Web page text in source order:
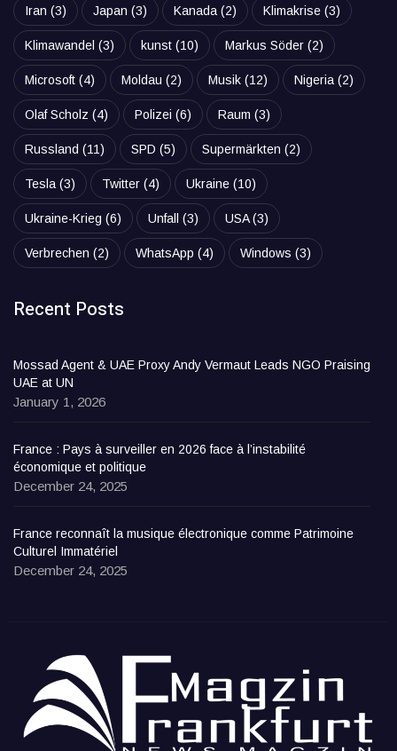
Iran (3) Japan (3) Kanada (2) Klimakrise (3)
Klimawandel (3) kunst (10) Markus Söder (2)
Microsoft (4) Moldau (2) Musik (12) Nigeria (2)
Olaf Scholz (4) Polizei (6) Raum (3)
Russland (11) SPD (5) Supermärkten (2)
Tesla (3) Twitter (4) Ukraine (10)
Ukraine-Krieg (6) Unfall (3) USA(3)
Verbrechen (2) WhatsApp (4) Windows (3)
Recent Posts
Mossad Agent & UAE Proxy Andy Vermaut Leads NGO Praising
UAE at UN
January 1, 2026
France : Pays à surveiller en 2026 face à l’instabilité
économique et politique
December 24, 2025
France reconnaît la musique électronique comme Patrimoine
Culturel Immatériel
December 24, 2025